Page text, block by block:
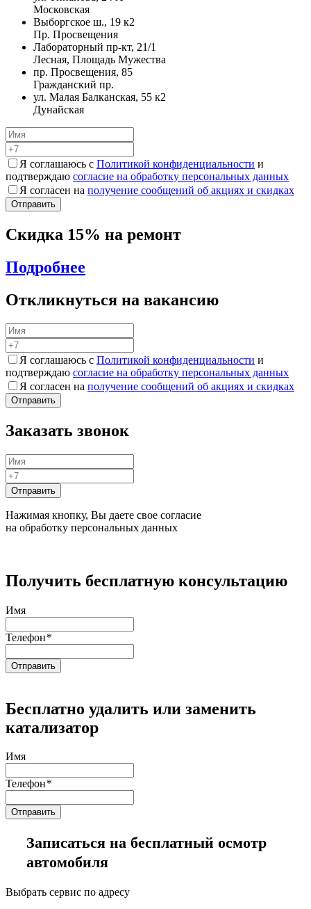
Московская
Выборгское ш., 19 к2
Пр. Просвещения
Лабораторный пр-кт, 21/1
Лесная, Площадь Мужества
пр. Просвещения, 85
Гражданский пр.
ул. Малая Балканская, 55 к2
Дунайская
Я соглашаюсь с Политикой конфиденциальности и
подтверждаю согласие на обработку персональных данных
Я согласен на получение сообщений об акциях и скидках
Скидка 15% на ремонт
Подробнее
Откликнуться на вакансию
Я соглашаюсь с Политикой конфиденциальности и
подтверждаю согласие на обработку персональных данных
Я согласен на получение сообщений об акциях и скидках
Заказать звонок
Нажимая кнопку, Вы даете свое согласие
на обработку персональных данных
Получить бесплатную консультацию
Имя
Телефон*
Бесплатно удалить или заменить
катализатор
Имя
Телефон*
Записаться на бесплатный осмотр
автомобиля
Выбрать сервис по адресу